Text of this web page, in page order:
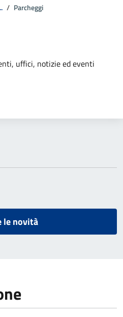
Parcheggi
notizia
uffici, notizie ed eventi
le novità